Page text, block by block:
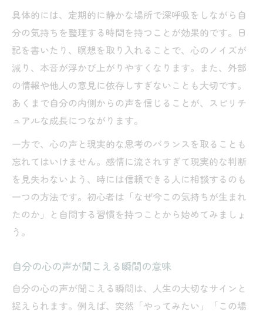
具体的には、定期的に静かな場所で深呼吸をしながら自
分の気持ちを整理する時間を持つことが効果的です。日
記を書いたり、瞑想を取り入れることで、心のノイズが
減り、本音が浮かび上がりやすくなります。また、外部
の情報や他人の意見に依存しすぎないことも大切です。
あくまで自分の内側からの声を信じることが、スピリチ
ュアルな成長につながります。
一方で、心の声と現実的な思考のバランスを取ることも
忘れてはいけません。感情に流されすぎて現実的な判断
を見失わないよう、時には信頼できる人に相談するのも
一つの方法です。初心者は「なぜ今この気持ちが生まれ
たのか」と自問する習慣を持つことから始めてみましょ
う。
自分の心の声が聞こえる瞬間の意味
自分の心の声が聞こえる瞬間は、人生の大切なサインと
捉えられます。例えば、突然「やってみたい」「この場